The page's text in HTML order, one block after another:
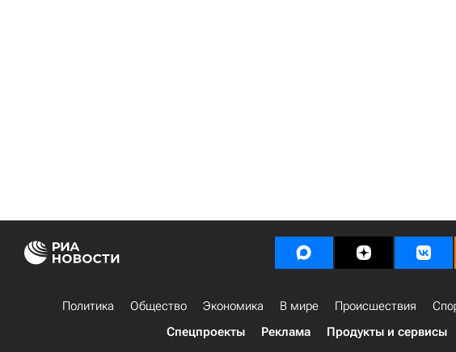
Политика Общество Экономика В мире Происшествия
Спецпроекты
Реклама Продукты и сервисы